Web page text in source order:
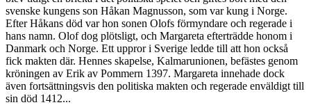
svenske kungens son Håkan Magnusson, som var kung i Norge.
Efter Håkans död var hon sonen Olofs förmyndare och regerade i
hans namn. Olof dog plötsligt, och Margareta efterträdde honom i
Danmark och Norge. Ett uppror i Sverige ledde till att hon också
fick makten där. Hennes skapelse, Kalmarunionen, befästes genom
kröningen av Erik av Pommern 1397. Margareta innehade dock
även fortsättningsvis den politiska makten och regerade enväldigt till
sin död 1412...